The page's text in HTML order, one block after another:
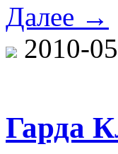
Далее →
2010-
Гарда